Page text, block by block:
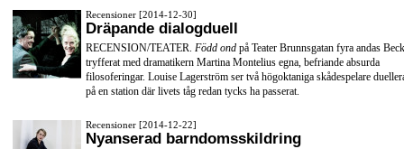
Recensioner [2014-12-30]
Dräpande dialogduell
RECENSION/TEATER. Född ond på Teater Brunnsgatan fyra andas
tryfferat med dramatikern Martina Montelius egna, befriande absurda
filosoferingar. Louise Lagerström ser två högoktaniga skådespelare
på en station där livets tåg redan tycks ha passerat.
Recensioner [2014-12-22]
Nyanserad barndomsskildring